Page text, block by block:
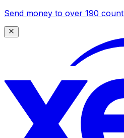
Send money to over 190